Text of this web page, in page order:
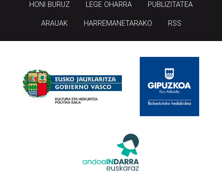
HONI BURUZ LEGE OHARRA PUBLIZITATEA
ARAUAK HARREMANETARAKO RSS